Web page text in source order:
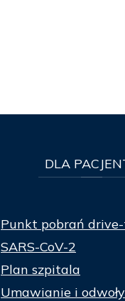
DLA
Punkt pobrań
SARS-CoV-2
Plan szpitala
Umawianie i